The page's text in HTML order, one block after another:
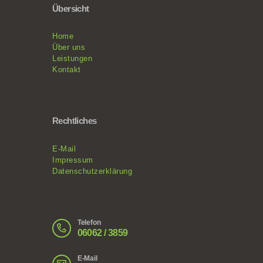
Übersicht
Home
Über uns
Leistungen
Kontakt
Rechtliches
E-Mail
Impressum
Datenschutzerklärung
Telefon
06062 / 3859
E-Mail